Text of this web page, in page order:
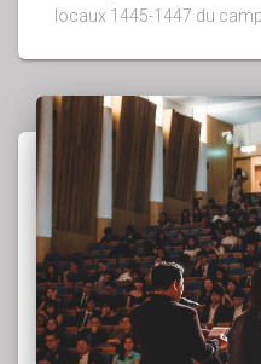
locaux 1445-1447 du